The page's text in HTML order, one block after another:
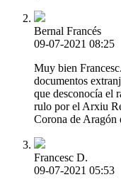
Bernal Francés
09-07-2021 08:25
Muy bien
documentos
que desconocía el
rulo por el Arxiu
Corona de Aragón
Francesc D.
09-07-2021 05:53